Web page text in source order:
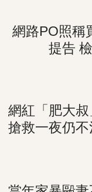
網路PO照稱
提告
網紅「肥大
搶救一夜仍